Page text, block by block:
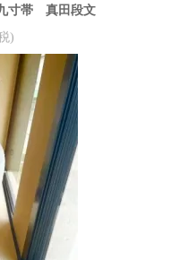
寸帯 真田段文
)